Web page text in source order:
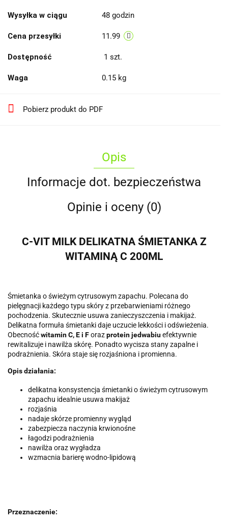
Wysyłka w ciągu 48 godzin
Cena przesyłki 11.99
Dostępność 1 szt.
Waga 0.15 kg
Pobierz produkt do PDF
Opis
Informacje dot. bezpieczeństwa
Opinie i oceny (0)
C-VIT MILK DELIKATNA ŚMIETANKA Z
WITAMINĄ C 200ML
Śmietanka o świeżym cytrusowym zapachu. Polecana do
pielęgnacji każdego typu skóry z przebarwieniami różnego
pochodzenia. Skutecznie usuwa zanieczyszczenia i makijaż.
Delikatna formuła śmietanki daje uczucie lekkości i odświeżenia.
Obecnośćwitamin C, E i Forazprotein jedwabiuefektywnie
rewitalizuje i nawilża skórę. Ponadto wycisza stany zapalne i
podrażnienia. Skóra staje się rozjaśniona i promienna.
Opis działania:
delikatna konsystencja śmietanki o świeżym cytrusowym
zapachu idealnie usuwa makijaż
rozjaśnia
nadaje skórze promienny wygląd
zabezpiecza naczynia krwionośne
łagodzi podrażnienia
nawilża oraz wygładza
wzmacnia barierę wodno-lipidową
Przeznaczenie: